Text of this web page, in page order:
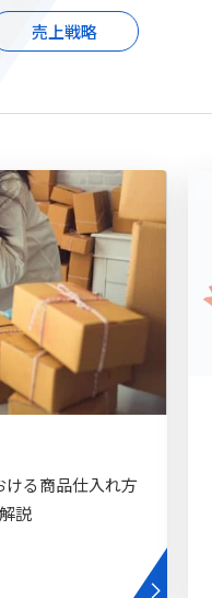
売上戦略
ける商品仕入れ方
説